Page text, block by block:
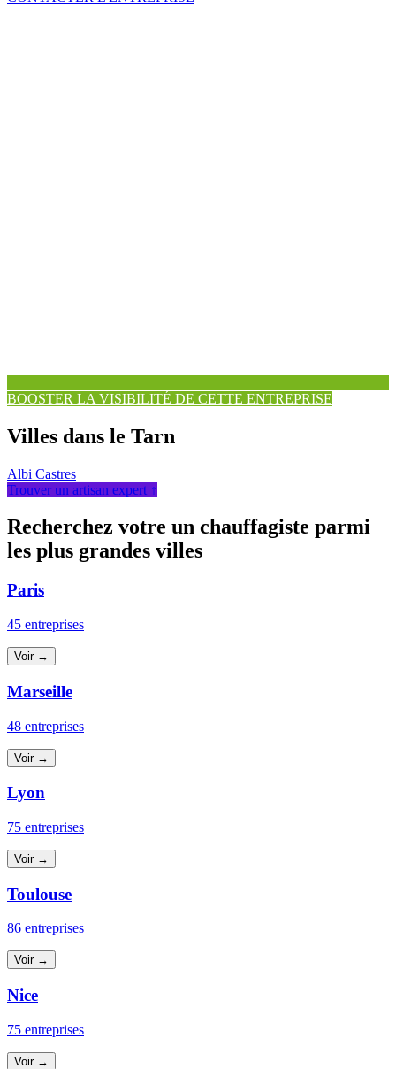
BOOSTER LA VISIBILITÉ DE CETTE ENTREPRISE
Villes dans le Tarn
Albi Castres
Trouver un artisan expert ↑
Recherchez votre un chauffagiste parmi
les plus grandes villes
Paris
45 entreprises
Voir →
Marseille
48 entreprises
Voir →
Lyon
75 entreprises
Voir →
Toulouse
86 entreprises
Voir →
Nice
75 entreprises
Voir →